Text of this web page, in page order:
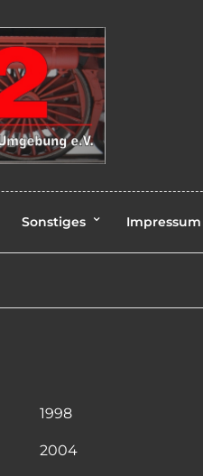
Sonstiges Impressum
1998
2004